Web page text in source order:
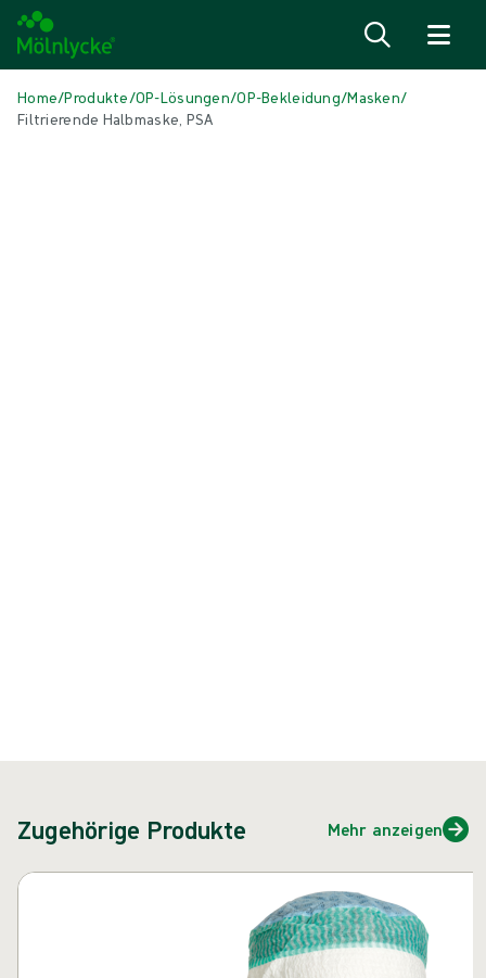
Home/Produkte/OP-Lösungen/OP-Bekleidung/Masken/
Filtrierende Halbmaske, PSA
Zugehörige Produkte Mehr anzeigen